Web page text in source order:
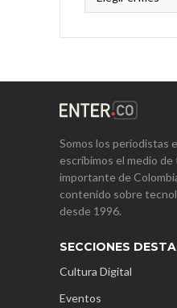
Somos los periodistas
escribimos el medio de
importante de
contenido sobre
desde 1996.
SECCIONES
Cultura Digital
Eventos